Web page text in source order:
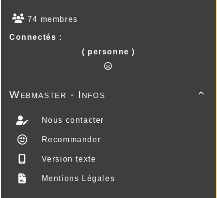
74 membres
Connectés :
( personne )

Webmaster - Infos
Nous contacter
Recommander
Version texte
Mentions Légales